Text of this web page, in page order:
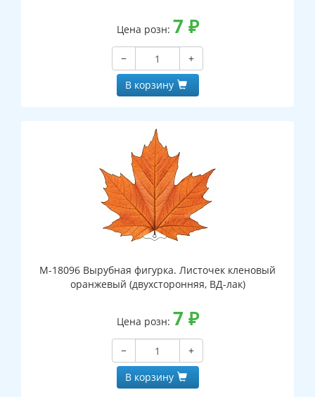
Цена розн: 7 ₽
−
+
В корзину
М-18096 Вырубная фигурка. Листочек кленовый
оранжевый (двухсторонняя, ВД-лак)
Цена розн: 7 ₽
−
+
В корзину